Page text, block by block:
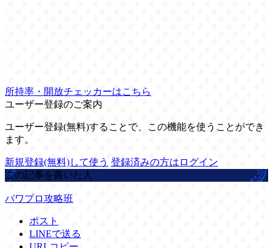
所持率・開放チェッカーはこちら
ユーザー登録のご案内
ユーザー登録(無料)することで、この機能を使うことができ
ます。
新規登録(無料)して使う 登録済みの方はログイン
この記事を書いた人
パワプロ攻略班
ポスト
LINEで送る